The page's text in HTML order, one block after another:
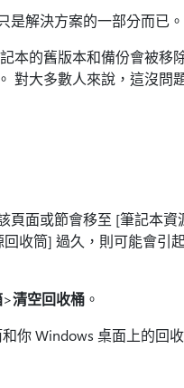
是解決方案的一部分而已
本的舊版本和備份會被移
對大多數人來說，這沒
頁面或節會移至 [筆記本
收筒] 過久，則可能會引
>清空回收桶。
你 Windows 桌面上的回